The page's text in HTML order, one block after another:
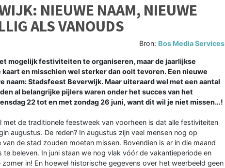
NIEUWE NAAM, NIEUWE
ALS VANOUDS
Bron: Bos Media Services
mogelijk festiviteiten te organiseren, maar de jaarlijkse
en misschien wel sterker dan ooit tevoren. Een nieuwe
naam: Stadsfeest Beverwijk. Maar uiteraard wel met een aantal
al belangrijke pijlers waren onder het succes van het
22 tot en met zondag 26 juni, want dit wil je niet missen…!
de traditionele feestweek van voorheen is dat alle festiviteiten
augustus. De reden? In augustus zijn veel mensen nog op
de stad zouden moeten missen. Bovendien is er in die maand
beleven. In juni staan we nog vlak vóór de vakantieperiode en
in! En hoewel historische gegevens over het weerbeeld geen